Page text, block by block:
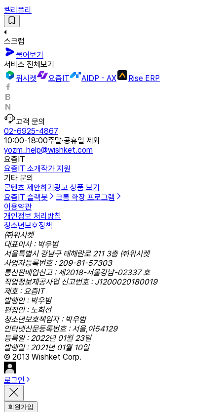
켈리폴리
스크랩
물어보기
서비스 전체보기
위시켓
요즘IT AIDP - AX Rise ERP
고객 문의
02-6925-4867
10:00-18:00주말·공휴일 제외
yozm_help@wishket.com
요즘IT
요즘IT 소개작가 지원
기타 문의
콘텐츠 제안하기광고 상품 보기
요즘IT 슬랙봇
크롬 확장 프로그램
이용약관
개인정보 처리방침
청소년보호정책
㈜위시켓
대표이사 : 박우범
서울특별시 강남구 테헤란로 211 3층 ㈜위시켓
사업자등록번호 : 209-81-57303
통신판매업신고 : 제2018-서울강남-02337 호
직업정보제공사업 신고번호 : J1200020180019
제호 : 요즘IT
발행인 : 박우범
편집인 : 노희선
청소년보호책임자 : 박우범
인터넷신문등록번호 : 서울,아54129
등록일 : 2022년 01월 23일
발행일 : 2021년 01월 10일
© 2013 Wishket Corp.
로그인
회원가입